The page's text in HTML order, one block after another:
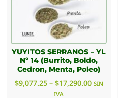
YUYITOS SERRANOS – YL
Nº 14 (Burrito, Boldo,
Cedron, Menta, Poleo)
$9,077.25 – $17,290.00 SIN
IVA